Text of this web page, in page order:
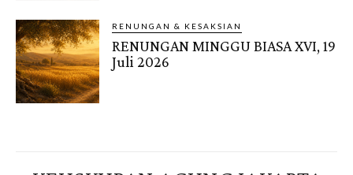
RENUNGAN & KESAKSIAN
RENUNGAN MINGGU BIASA XVI, 19
Juli 2026